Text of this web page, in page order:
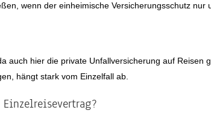
wenn der einheimische Versicherungsschutz nur
auch hier die private Unfallversicherung auf Reisen
hängt stark vom Einzelfall ab.